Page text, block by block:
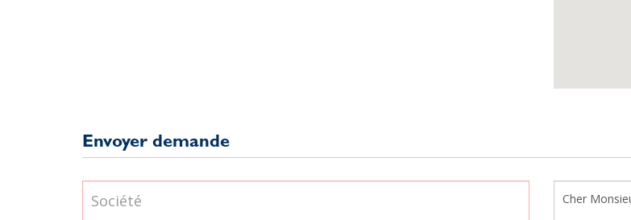
Envoyer demande